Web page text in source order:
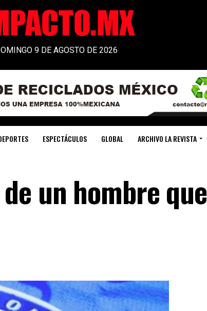
9 DE AGOSTO DE 2026
ESPECTÁCULOS GLOBAL ARCHIVO LA REVISTA
un hombre que